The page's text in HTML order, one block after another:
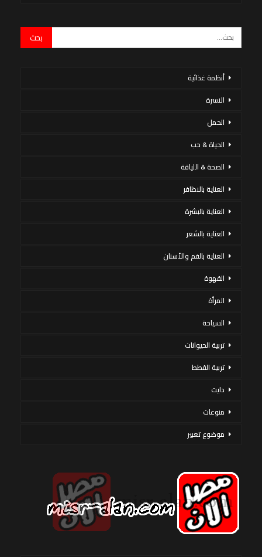
أنظمة غذائية
الاسرة
الحمل
الحياة & حب
الصحة & اللياقة
العناية بالاظافر
العناية بالبشرة
العناية بالشعر
العناية بالفم والأسنان
القهوة
المرأة
السياحة
تربية الحيوانات
تربية القطط
دايت
منوعات
موضوع تعبير